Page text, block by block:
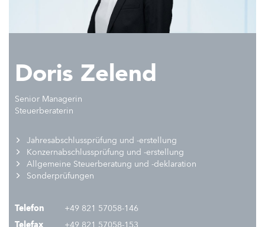
Doris Zelend
Senior Managerin
Steuerberaterin
Jahresabschlussprüfung und -erstellung
Konzernabschlussprüfung und -erstellung
Allgemeine Steuerberatung und -deklaration
Sonderprüfungen
Telefon
+49 821 57058-146
Telefax
+49 821 57058-153